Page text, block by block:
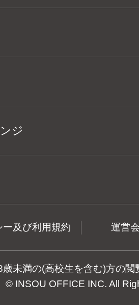
ジ
及び利用規約 運営
未満の(高校生を含む)方の閲
© INSOU OFFICE INC. All